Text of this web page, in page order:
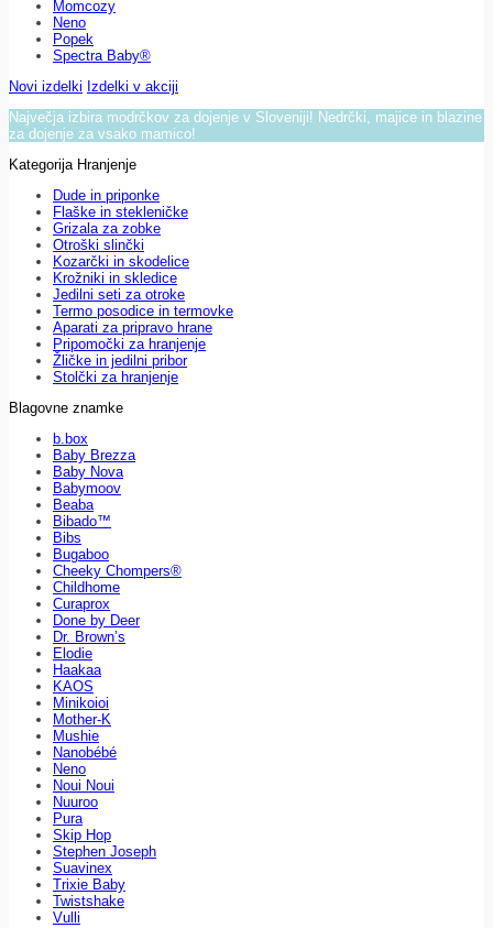
Momcozy
Neno
Popek
Spectra Baby®
Novi izdelki Izdelki v akciji
Največja izbira modrčkov za dojenje v Sloveniji! Nedrčki, majice in blazine
za dojenje za vsako mamico!
Kategorija Hranjenje
Dude in priponke
Flaške in stekleničke
Grizala za zobke
Otroški slinčki
Kozarčki in skodelice
Krožniki in skledice
Jedilni seti za otroke
Termo posodice in termovke
Aparati za pripravo hrane
Pripomočki za hranjenje
Žličke in jedilni pribor
Stolčki za hranjenje
Blagovne znamke
b.box
Baby Brezza
Baby Nova
Babymoov
Beaba
Bibado™
Bibs
Bugaboo
Cheeky Chompers®
Childhome
Curaprox
Done by Deer
Dr. Brown’s
Elodie
Haakaa
KAOS
Minikoioi
Mother-K
Mushie
Nanobébé
Neno
Noui Noui
Nuuroo
Pura
Skip Hop
Stephen Joseph
Suavinex
Trixie Baby
Twistshake
Vulli